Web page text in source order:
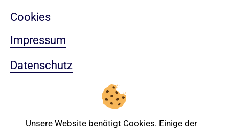
Cookies
Impressum
Datenschutz
Nach oben
Unsere Website benötigt Cookies. Einige der